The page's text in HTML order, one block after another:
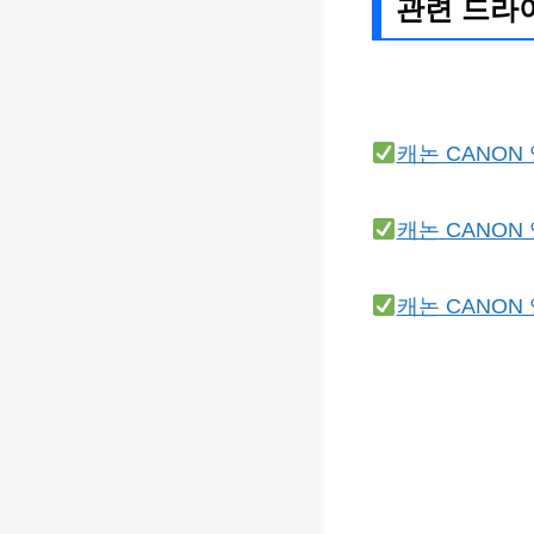
관련 드라
캐논 CANON
캐논 CANON
캐논 CANON